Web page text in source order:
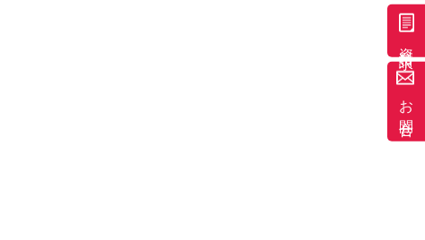
お問合せ